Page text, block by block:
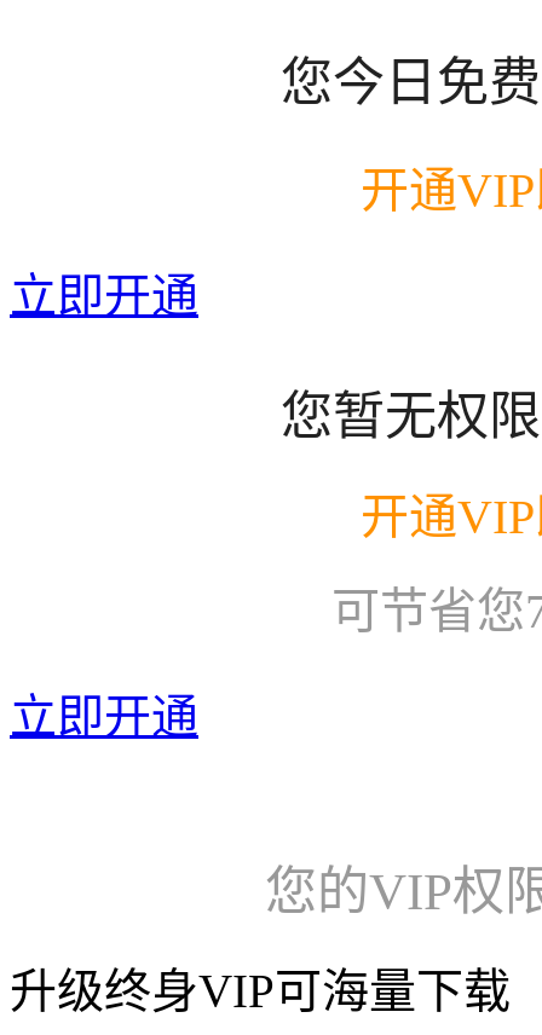
您今日免
开通
立即开通
您暂无权
开通
可节省您
立即开通
您的VIP权
升级终身VIP可海量下载